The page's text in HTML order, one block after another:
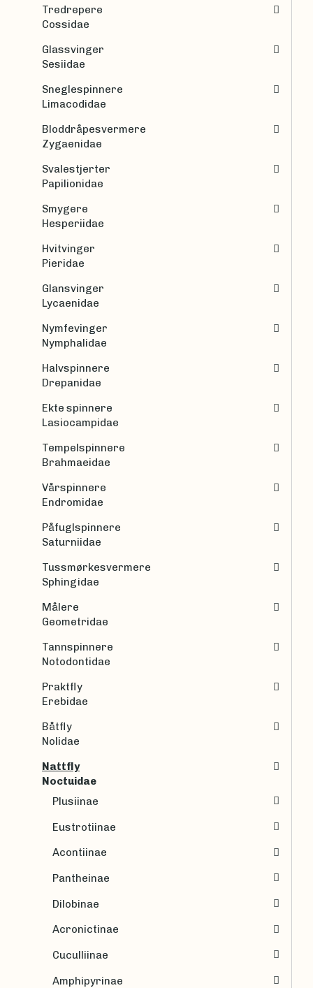
Tredrepere
Cossidae
Glassvinger
Sesiidae
Sneglespinnere
Limacodidae
Bloddråpesvermere
Zygaenidae
Svalestjerter
Papilionidae
Smygere
Hesperiidae
Hvitvinger
Pieridae
Glansvinger
Lycaenidae
Nymfevinger
Nymphalidae
Halvspinnere
Drepanidae
Ekte spinnere
Lasiocampidae
Tempelspinnere
Brahmaeidae
Vårspinnere
Endromidae
Påfuglspinnere
Saturniidae
Tussmørkesvermere
Sphingidae
Målere
Geometridae
Tannspinnere
Notodontidae
Praktfly
Erebidae
Båtfly
Nolidae
Nattfly
Noctuidae
Plusiinae
Eustrotiinae
Acontiinae
Pantheinae
Dilobinae
Acronictinae
Cuculliinae
Amphipyrinae